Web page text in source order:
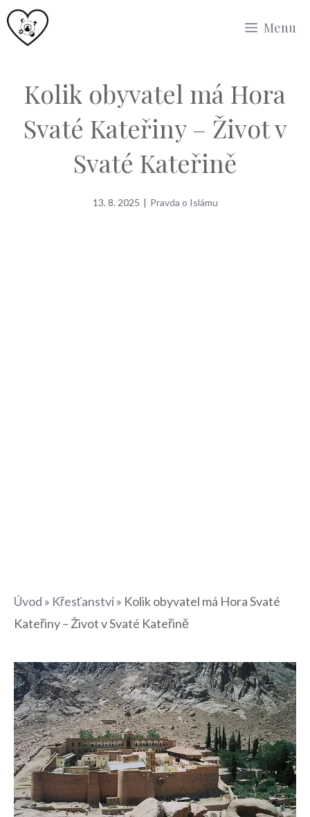
Přeskočit
na
Menu
Kolik obyvatel má Hora
Svaté Kateřiny – Život v
Svaté Kateřině
13. 8. 2025 | Pravda o Islámu
Úvod » Křesťanství» Kolik obyvatel má Hora Svaté
Kateřiny – Život v Svaté Kateřině